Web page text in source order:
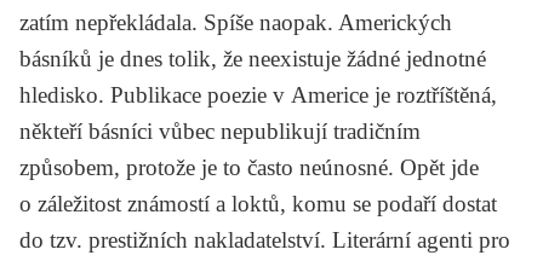
zatím nepřekládala. Spíše naopak. Amerických
básníků je dnes tolik, že neexistuje žádné jednotné
hledisko. Publikace poezie v Americe je roztříštěná,
někteří básníci vůbec nepublikují tradičním
způsobem, protože je to často neúnosné. Opět jde
o záležitost známostí a loktů, komu se podaří dostat
do tzv. prestižních nakladatelství. Literární agenti pro